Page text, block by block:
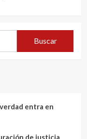
entra en
de justicia